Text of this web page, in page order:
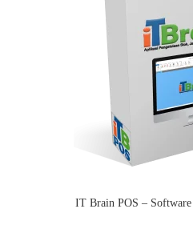
IT Brain POS –